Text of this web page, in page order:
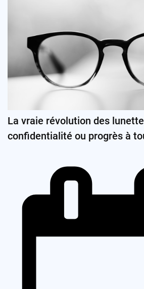
La vraie révolution des
confidentialité ou progrès à